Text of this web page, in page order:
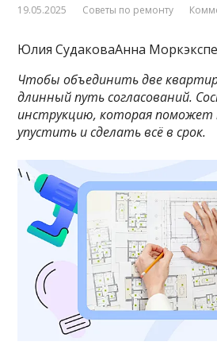
19.05.2025 Советы по ремонту
Юлия СудаковаАнна
Чтобы объединить две
длинный путь согласований.
инструкцию, которая поможет
упустить и сделать всё в срок.